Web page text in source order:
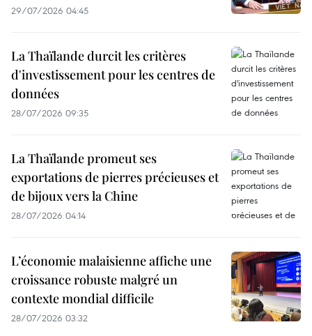
29/07/2026 04:45
La Thaïlande durcit les critères
d'investissement pour les centres de
données
28/07/2026 09:35
La Thaïlande promeut ses
exportations de pierres précieuses et
de bijoux vers la Chine
28/07/2026 04:14
L’économie malaisienne affiche une
croissance robuste malgré un
contexte mondial difficile
28/07/2026 03:32